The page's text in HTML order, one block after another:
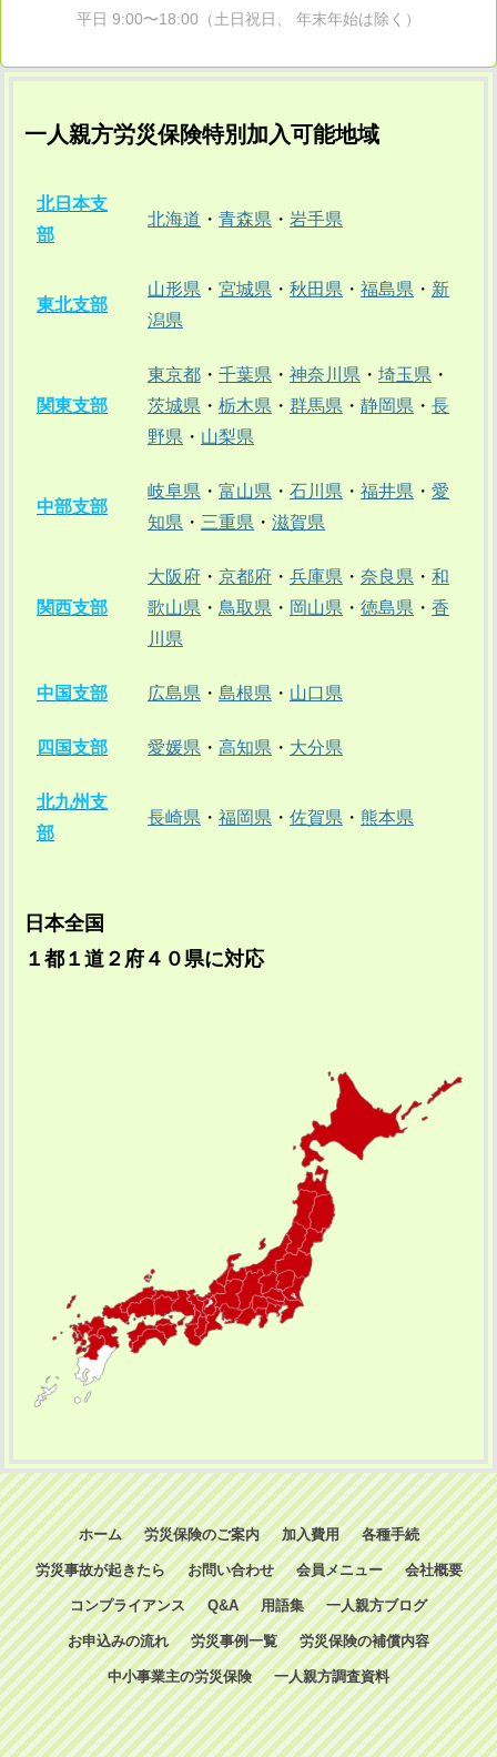
平日 9:00〜18:00（土日祝日、 年末年始は除く）
一人親方労災保険特別加入可能地域
北日本支
部
北海道 ・ 青森県 ・ 岩手県
東北支部
山形県 ・ 宮城県 ・ 秋田県 ・ 福島県 ・ 新
潟県
関東支部
東京都 ・ 千葉県 ・ 神奈川県 ・ 埼玉県 ・
茨城県 ・ 栃木県 ・ 群馬県 ・ 静岡県 ・ 長
野県 ・ 山梨県
中部支部
岐阜県 ・ 富山県 ・ 石川県 ・ 福井県 ・ 愛
知県 ・ 三重県 ・ 滋賀県
関西支部
大阪府 ・ 京都府 ・ 兵庫県 ・ 奈良県 ・ 和
歌山県 ・ 鳥取県 ・ 岡山県 ・ 徳島県 ・ 香
川県
中国支部 広島県 ・ 島根県 ・ 山口県
四国支部 愛媛県 ・ 高知県 ・ 大分県
北九州支
部
長崎県 ・ 福岡県 ・ 佐賀県 ・ 熊本県
日本全国
１都１道２府４０県に対応
ホーム 労災保険のご案内 加入費用 各種手続
労災事故が起きたら お問い合わせ 会員メニュー 会社概要
コンプライアンス Q&A 用語集 一人親方ブログ
お申込みの流れ 労災事例一覧 労災保険の補償内容
中小事業主の労災保険 一人親方調査資料